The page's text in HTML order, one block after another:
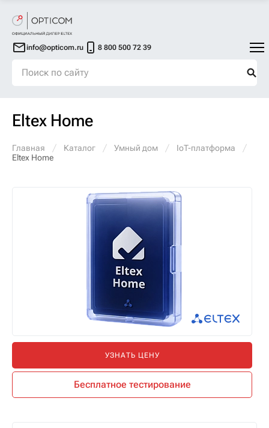
info@opticom.ru 8 800 500 72 39
Eltex Home
Главная Каталог Умный дом
IoT-платформа
Eltex Home
УЗНАТЬ ЦЕНУ
Бесплатное тестирование